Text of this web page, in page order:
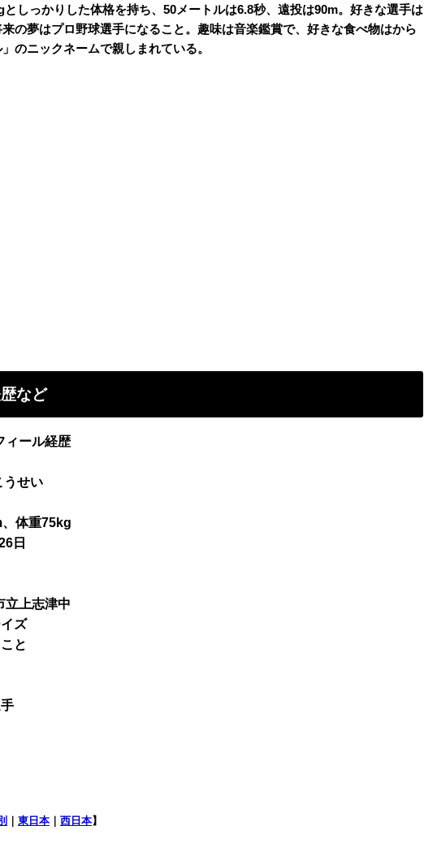
しっかりした体格を持ち、50メートルは6.8秒、遠投は90m。好きな選手は
の夢はプロ野球選手になること。趣味は音楽鑑賞で、好きな食べ物はから
のニックネームで親しまれている。
など
ィール経歴
せい
重75kg
日
上志津中
ズ
と
東日本 西日本】